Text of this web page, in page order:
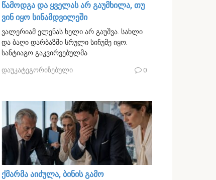
წამოდგა და ყველას არ გაუმხილა, თუ
ვინ იყო სინამდვილეში
ვალერიამ ელენას ხელი არ გაუშვა. სახლი
და ბაღი დარბაზში სრული სიჩუმე იყო.
სანტიაგო გაკვირვებულმა
დაუკატეგორიზებული 0
ქმარმა აიძულა, ბინის გამო